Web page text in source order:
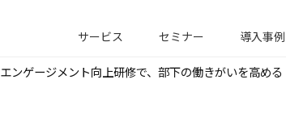
サービス セミナー 導入事例
エンゲージメント向上研修で、部下の働きがいを高め